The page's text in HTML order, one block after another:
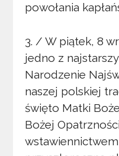
powołania
3. / W piątek, 8
jedno z
Narodzenie
naszej polskiej
święto Matki
Bożej